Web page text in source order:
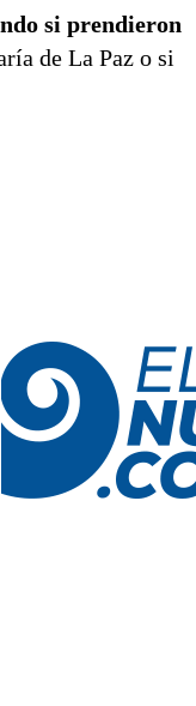
si prendieron
de La Paz o si